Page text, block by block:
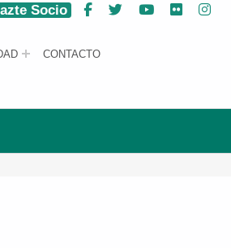
CONTACTO
Socio Facebook
Twitter YouTube
Flickr